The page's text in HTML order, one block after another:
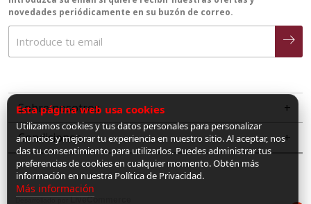
novedades periódicamente en su buzón de correo.
Sobre nosotros
Condiciones
LiveCommerce
Esta página web usa cookies
Utilizamos cookies y tus datos personales para personalizar
anuncios y mejorar tu experiencia en nuestro sitio. Al aceptar, nos
das tu consentimiento para utilizarlos. Puedes administrar tus
preferencias de cookies en cualquier momento. Obtén más
información en nuestra Política de Privacidad.
Más información